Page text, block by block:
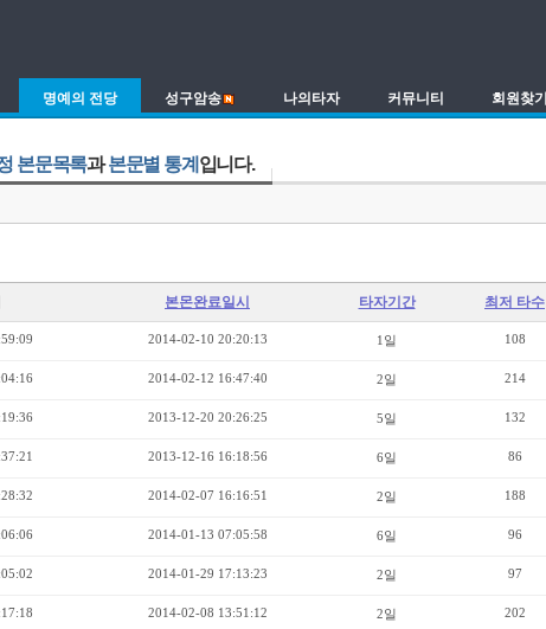
명예의 전당 성구암송 나의타자 커뮤니티 회원찾기
본문목록과본문별 통계 입니다.
본몬완료일시 타자기간 최저 타수
2014-02-10 20:20:13 1일 108
2014-02-12 16:47:40 2일 214
2013-12-20 20:26:25 5일 132
2013-12-16 16:18:56 6일 86
2014-02-07 16:16:51 2일 188
2014-01-13 07:05:58 6일 96
2014-01-29 17:13:23 2일 97
2014-02-08 13:51:12 2일 202